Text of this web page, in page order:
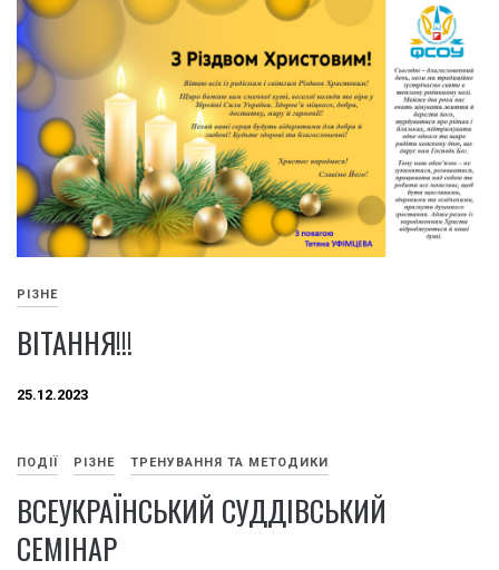
РІЗНЕ
ВІТАННЯ!!!
25.12.2023
ПОДІЇ РІЗНЕ ТРЕНУВАННЯ ТА МЕТОДИКИ
ВСЕУКРАЇНСЬКИЙ СУДДІВСЬКИЙ
СЕМІНАР